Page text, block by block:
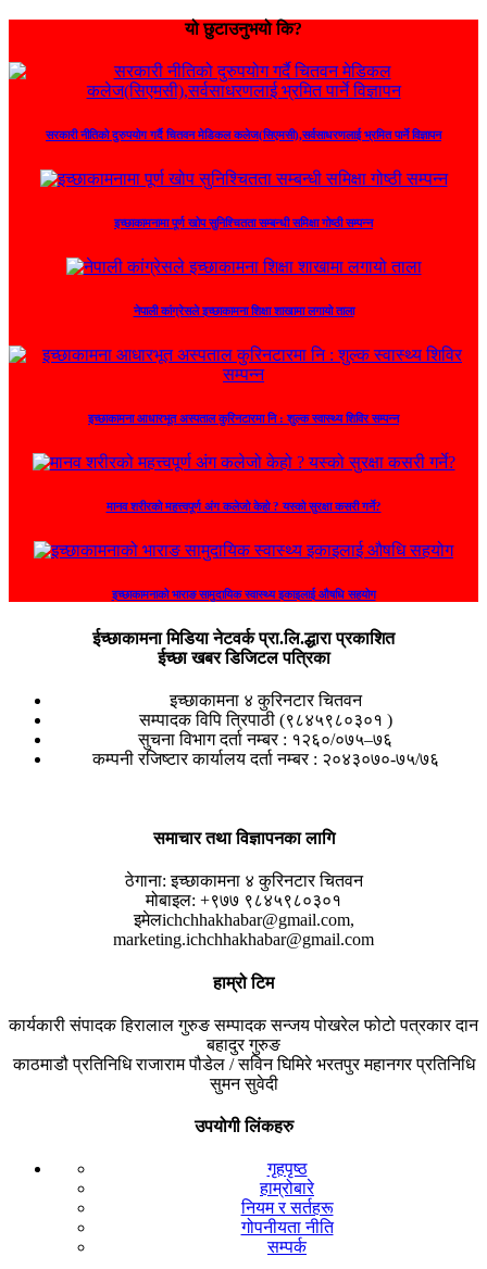
यो छुटाउनुभयो कि?
सरकारी नीतिको दुरुपयोग गर्दै चितवन मेडिकल कलेज(सिएमसी),सर्वसाधरणलाई भ्रमित पार्ने विज्ञापन
इच्छाकामनामा पूर्ण खोप सुनिश्चितता सम्बन्धी समिक्षा गोष्ठी सम्पन्न
नेपाली कांग्रेसले इच्छाकामना शिक्षा शाखामा लगायो ताला
इच्छाकामना आधारभूत अस्पताल कुरिनटारमा नि : शुल्क स्वास्थ्य शिविर सम्पन्न
मानव शरीरको महत्त्वपूर्ण अंग कलेजो केहो ? यस्को सुरक्षा कसरी गर्ने?
इच्छाकामनाको भाराङ सामुदायिक स्वास्थ्य इकाइलाई औषधि सहयोग
ईच्छाकामना मिडिया नेटवर्क प्रा.लि.द्धारा प्रकाशित
ईच्छा खबर डिजिटल पत्रिका
इच्छाकामना ४ कुरिनटार चितवन
सम्पादक विपि त्रिपाठी (९८४५९८०३०१ )
सुचना विभाग दर्ता नम्बर : १२६०/०७५–७६
कम्पनी रजिष्टार कार्यालय दर्ता नम्बर : २०४३०७०-७५/७६
समाचार तथा विज्ञापनका लागि
ठेगाना: इच्छाकामना ४ कुरिनटार चितवन
मोबाइल: +९७७ ९८४५९८०३०१
इमेलichchhakhabar@gmail.com,
marketing.ichchhakhabar@gmail.com
हाम्रो टिम
कार्यकारी संपादकहिरालाल गुरुङसम्पादकसन्जय पोखरेलफोटो पत्रकारदान
बहादुर गुरुङ
काठमाडौ प्रतिनिधिराजाराम पौडेल / सविन घिमिरेभरतपुर महानगर प्रतिनिधि
सुमन सुवेदी
उपयोगी लिंकहरु
गृहपृष्ठ
हाम्रोबारे
नियम र सर्तहरू
गोपनीयता नीति
सम्पर्क